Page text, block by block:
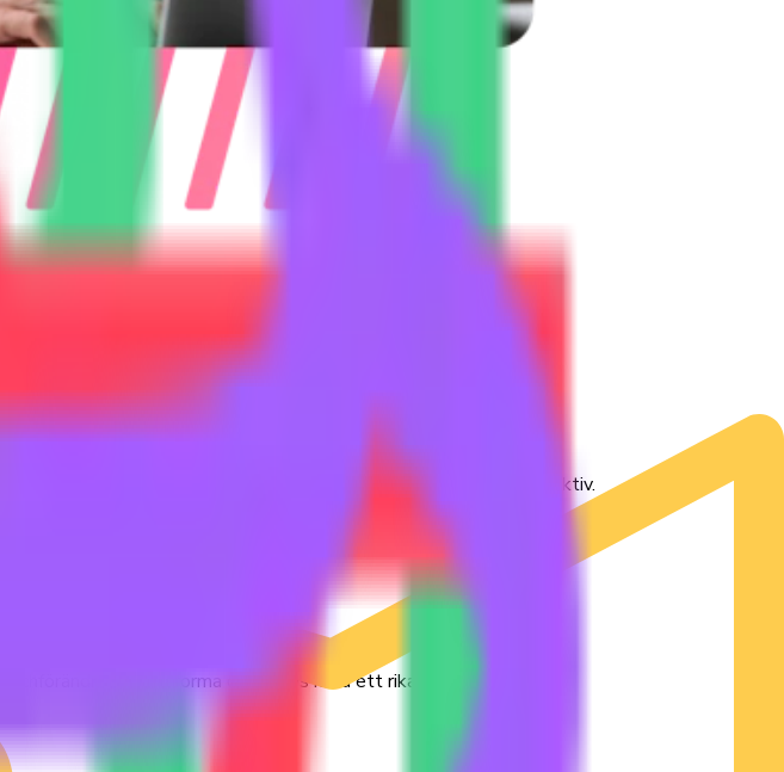
TikTok-data för att driva din sociala insiktsanalys.
analys och kontextualisera nyckelfynd med ett bredare perspektiv.
för att driva din forskning.
och forma din analys med ett rikare sammanhang.